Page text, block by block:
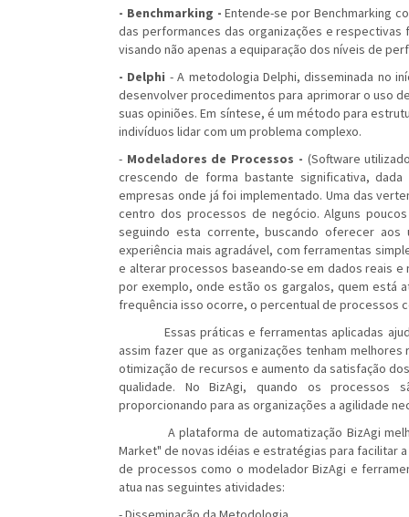
- Benchmarking -Entende-se por Benchmarking
das performances das organizações e
visando não apenas a equiparação dos níveis de
- Delphi - A metodologia Delphi, disseminada no
desenvolver procedimentos para aprimorar o uso
suas opiniões. Em síntese, é um método para
indivíduos lidar com um problema complexo.
- Modeladores de Processos - (Software
crescendo de forma bastante significativa,
empresas onde já foi implementado. Uma das
centro dos processos de negócio. Alguns
seguindo esta corrente, buscando oferecer
experiência mais agradável, com ferramentas
e alterar processos baseando-se em dados reais e
por exemplo, onde estão os gargalos, quem está
frequência isso ocorre, o percentual de processos
Essas práticas e ferramentas aplicadas
assim fazer que as organizações tenham
otimização de recursos e aumento da satisfação
qualidade. No BizAgi, quando os processos
proporcionando para as organizações a agilidade
A plataforma de automatização BizAgi
Market" de novas idéias e estratégias para facilitar
de processos como o modelador BizAgi e
atua nas seguintes atividades: